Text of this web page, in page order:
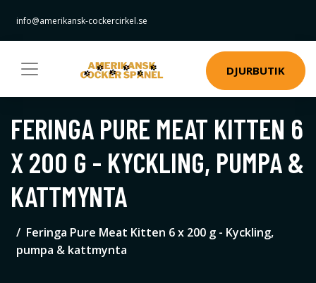
info@amerikansk-cockercirkel.se
DJURBUTIK
FERINGA PURE MEAT KITTEN 6
X 200 G - KYCKLING, PUMPA &
KATTMYNTA
Feringa Pure Meat Kitten 6 x 200 g - Kyckling,
pumpa & kattmynta